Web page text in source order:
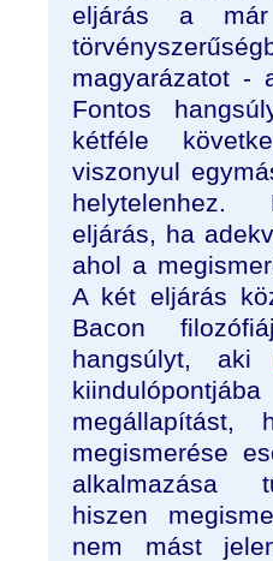
eljárás a már
magyarázatot -
Fontos
kétféle
viszonyul
helytelenhez.
eljárás, ha
ahol a
A két eljárás
Bacon
hangsúlyt, aki
megállapítást,
megismerése
alkalmazása
hiszen
nem mást